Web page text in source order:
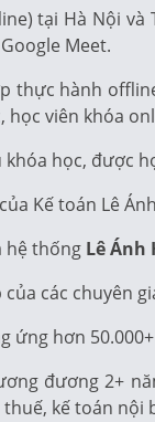
tại Hà Nội và
Meet.
thực hành
học viên khóa
học, được
Kế toán Lê
hệ thống Lê Ánh
các chuyên
ứng hơn
đương 2+
kế toán